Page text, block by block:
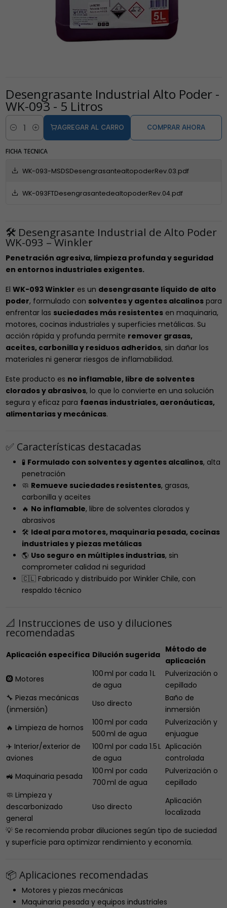
Desengrasante Industrial Alto Poder -
WK-093 - 5 Litros
Cantidad
AGREGAR AL CARRO COMPRAR AHORA
FICHA TECNICA
WK-093-MSDSDesengrasantealtopoderRev.03.pdf
WK-093FTDesengrasantedealtopoderRev.04.pdf
🛠️ Desengrasante Industrial de Alto Poder
WK-093 – Winkler
Penetración agresiva, limpieza profunda y seguridad
en entornos industriales exigentes.
El WK-093 Winkler es un desengrasante líquido de alto
poder, formulado con solventes y agentes alcalinospara
enfrentar las suciedades más resistentesen maquinaria,
motores, cocinas industriales y superficies metálicas. Su
acción rápida y profunda permite remover grasas,
aceites, carbonilla y residuos adheridos, sin dañar los
materiales ni generar riesgos de inflamabilidad.
Este producto es no inflamable, libre de solventes
clorados y abrasivos, lo que lo convierte en una solución
segura y eficaz para faenas industriales, aeronáuticas,
alimentarias y mecánicas.
✅ Características destacadas
🧪 Formulado con solventes y agentes alcalinos, alta
penetración
🧼 Remueve suciedades resistentes, grasas,
carbonilla y aceites
🔥 No inflamable, libre de solventes clorados y
abrasivos
🛠️ Ideal para motores, maquinaria pesada, cocinas
industriales y piezas metálicas
🌎 Uso seguro en múltiples industrias, sin
comprometer calidad ni seguridad
🇨🇱 Fabricado y distribuido por Winkler Chile, con
respaldo técnico
📐 Instrucciones de uso y diluciones
recomendadas
Aplicación específica Dilución sugerida
Método de
aplicación
🛞 Motores
100 ml por cada 1 L
de agua
Pulverización o
cepillado
🔧 Piezas mecánicas
(inmersión)
Uso directo
Baño de
inmersión
🔥 Limpieza de hornos
100 ml por cada
500 ml de agua
Pulverización y
enjuague
✈️ Interior/exterior de
aviones
100 ml por cada 1.5 L
de agua
Aplicación
controlada
🚜 Maquinaria pesada
100 ml por cada
700 ml de agua
Pulverización o
cepillado
🧼 Limpieza y
descarbonizado
general
Uso directo
Aplicación
localizada
💡 Se recomienda probar diluciones según tipo de suciedad
y superficie para optimizar rendimiento y economía.
📦 Aplicaciones recomendadas
Motores y piezas mecánicas
Maquinaria pesada y equipos industriales